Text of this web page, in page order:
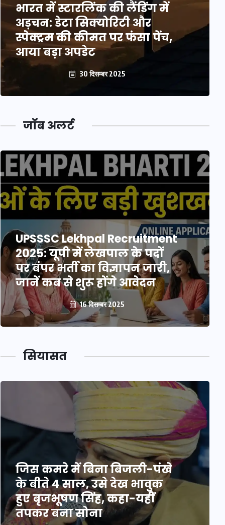
भारत में स्टारलिंक की लैंडिंग में
अड़चन: डेटा सिक्योरिटी और
स्पेक्ट्रम की कीमत पर फंसा पेंच,
आया बड़ा अपडेट
30 दिसम्बर 2025
जॉब अलर्ट
UPSSSC Lekhpal Recruitment
2025: यूपी में लेखपाल के पदों
पर बंपर भर्ती का विज्ञापन जारी,
जानें कब से शुरू होंगे आवेदन
16 दिसम्बर 2025
सियासत
जिस कमरे में बिना बिजली-पंखे
के बीते 4 साल, उसे देख भावुक
हुए बृजभूषण सिंह, कहा-यहीं
तपकर बना सोना